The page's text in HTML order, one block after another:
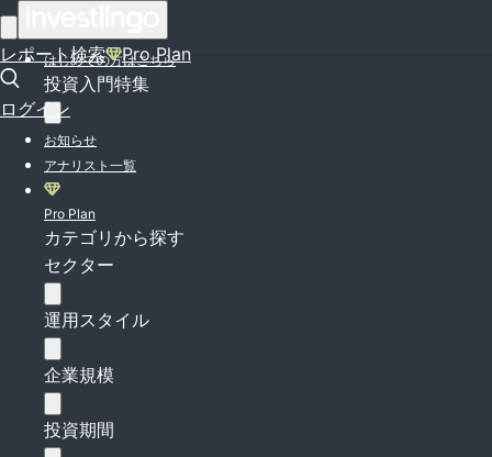
レポート検索 Pro Plan
ログイン
はじめての方はこちら
投資入門特集
お知らせ
アナリスト一覧
Pro Plan
カテゴリから探す
セクター
運用スタイル
企業規模
投資期間